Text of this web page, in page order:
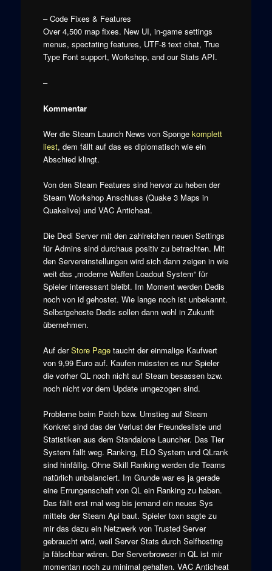
– Code Fixes & Features
Over 4,500 map fixes. New UI, in-game settings
menus, spectating features, UTF-8 text chat, True
Type Font support, Workshop, and our Stats API.
–
Kommentar
Wer die Steam Launch News von Sponge komplett
liest, dem fällt auf das es diplomatisch wie ein
Abschied klingt.
Von den Steam Features sind hervor zu heben der
Steam Workshop Anschluss (Quake 3 Maps in
Quakelive) und VAC Anticheat.
Die Dedi Server mit den zahlreichen neuen Settings
für Admins sind durchaus positiv zu betrachten. Mit
den Servereinstellungen wird sich dann zeigen in wie
weit das „moderne Waffen Loadout System“ für
Spieler interessant bleibt. Im Moment werden Dedis
noch von id gehostet. Wie lange noch ist unbekannt.
Selbstgehoste Dedis sollen dann wohl in Zukunft
übernehmen.
Auf derStore Pagetaucht der einmalige Kaufwert
von 9,99 Euro auf. Kaufen müssten es nur Spieler
die vorher QL noch nicht auf Steam besassen bzw.
noch nicht vor dem Update umgezogen sind.
Probleme beim Patch bzw. Umstieg auf Steam
Konkret sind das der Verlust der Freundesliste und
Statistiken aus dem Standalone Launcher. Das Tier
System fällt weg. Ranking, ELO System und QLrank
sind hinfällig. Ohne Skill Ranking werden die Teams
natürlich unbalanciert. Im Grunde war es ja gerade
eine Errungenschaft von QL ein Ranking zu haben.
Das fällt erst mal weg bis jemand ein neues Sys
mittels der Steam Api baut. Spieler toxn sagte zu
mir das dazu ein Netzwerk von Trusted Server
gebraucht wird, weil Server Stats durch Selfhosting
ja fälschbar wären. Der Serverbrowser in QL ist mir
momentan noch zu minimal gehalten. VAC Anticheat